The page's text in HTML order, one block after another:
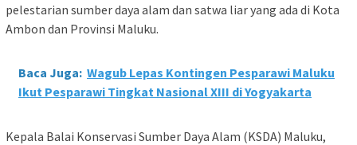
pelestarian sumber daya alam dan satwa liar yang ada di Kota
Ambon dan Provinsi Maluku.
Baca Juga: Wagub Lepas Kontingen Pesparawi Maluku
Ikut Pesparawi Tingkat Nasional XIII di Yogyakarta
Kepala Balai Konservasi Sumber Daya Alam (KSDA) Maluku,